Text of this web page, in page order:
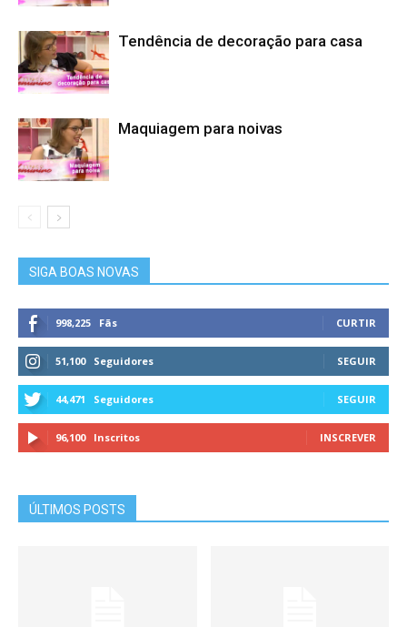
Tendência de decoração para casa
Maquiagem para noivas
SIGA BOAS NOVAS
998,225 Fãs CURTIR
51,100 Seguidores SEGUIR
44,471 Seguidores SEGUIR
96,100 Inscritos INSCREVER
ÚLTIMOS POSTS